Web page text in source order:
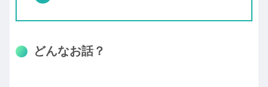
どんなお話？